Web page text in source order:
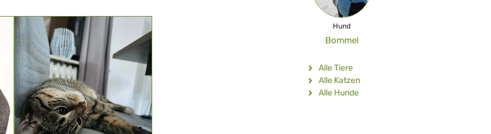
Hund
Bommel
Alle Tiere
Alle Katzen
Alle Hunde